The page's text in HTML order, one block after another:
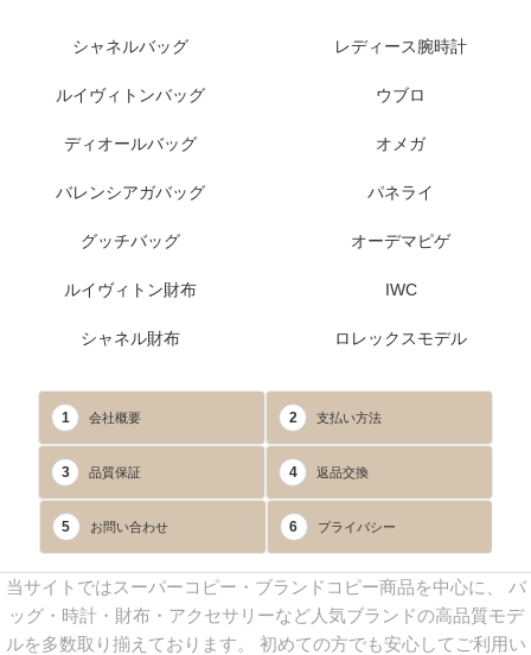
シャネルバッグ
ルイヴィトンバッグ
ディオールバッグ
バレンシアガバッグ
グッチバッグ
ルイヴィトン財布
シャネル財布
レディース腕時計
ウブロ
オメガ
パネライ
オーデマピゲ
IWC
ロレックスモデル
1 会社概要 2 支払い方法
3 品質保証 4 返品交換
5 お問い合わせ 6 プライバシー
当サイトではスーパーコピー・ブランドコピー商品を中心に、 バ
ッグ・時計・財布・アクセサリーなど人気ブランドの高品質モデ
ルを多数取り揃えております。 初めての方でも安心してご利用い